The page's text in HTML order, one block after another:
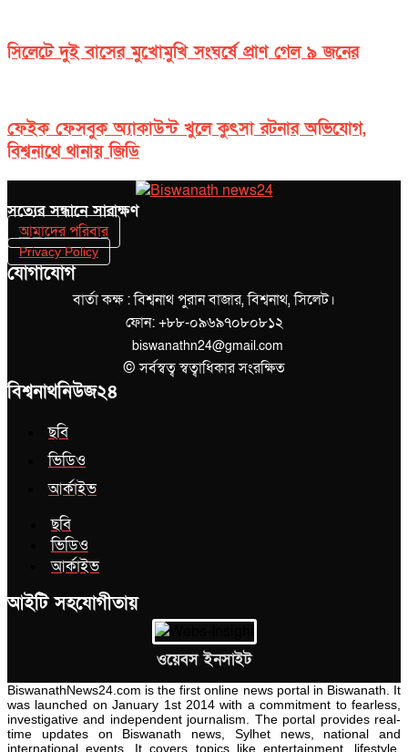
সিলেটে দুই বাসের মুখোমুখি সংঘর্ষে প্রাণ গেল ৯ জনের
ফেইক ফেসবুক অ্যাকাউন্ট খুলে কুৎসা রটনার অভিযোগ,
বিশ্বনাথে থানায় জিডি
সত‌্যের সন্ধানে সারাক্ষণ
আমাদের পরিবার
Privacy Policy
যোগাযোগ
বার্তা কক্ষ : বিশ্বনাথ পুরান বাজার, বিশ্বনাথ, সিলেট।
ফোন: +৮৮-০৯৬৯৭০৮০৮১২
biswanathn24@gmail.com
© সর্বস্বত্ব স্বত্বাধিকার সংরক্ষিত
বিশ্বনাথনিউজ২৪
ছবি
ভিডিও
আর্কাইভ
ছবি
ভিডিও
আর্কাইভ
আইটি সহযোগীতায়
ওয়েবস ইনসাইট
BiswanathNews24.com is the first online news portal in Biswanath. It
was launched on January 1st 2014 with a commitment to fearless,
investigative and independent journalism. The portal provides real-
time updates on Biswanath news, Sylhet news, national and
international events. It covers topics like entertainment, lifestyle,